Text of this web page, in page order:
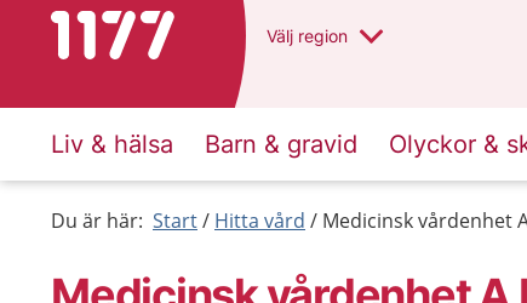
Till startsidan för 1177 Välj region
Liv & hälsa Barn & gravid Olyckor &
Du är här: Start Hitta vård Medicinsk vårdenhet